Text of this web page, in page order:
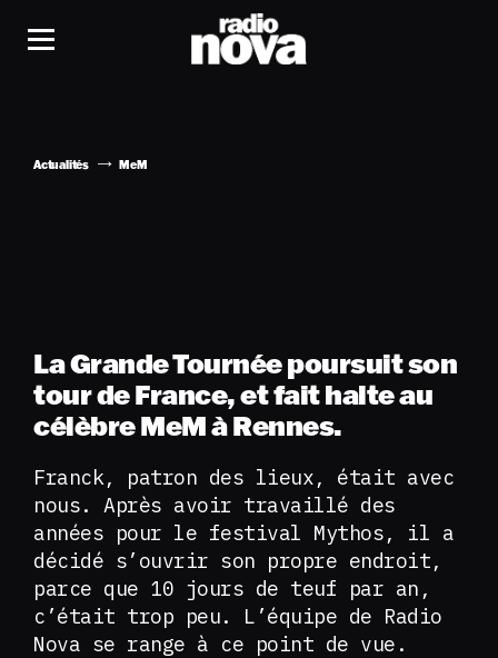
Actualités MeM
La Grande Tournée poursuit son
tour de France, et fait halte au
célèbre MeM à Rennes.
Franck, patron des lieux, était avec
nous. Après avoir travaillé des
années pour le festival Mythos, il a
décidé s’ouvrir son propre endroit,
parce que 10 jours de teuf par an,
c’était trop peu. L’équipe de Radio
Nova se range à ce point de vue.